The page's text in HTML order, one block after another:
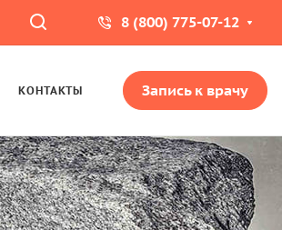
8 (800) 775-07-12
КОНТАКТЫ Запись к врачу